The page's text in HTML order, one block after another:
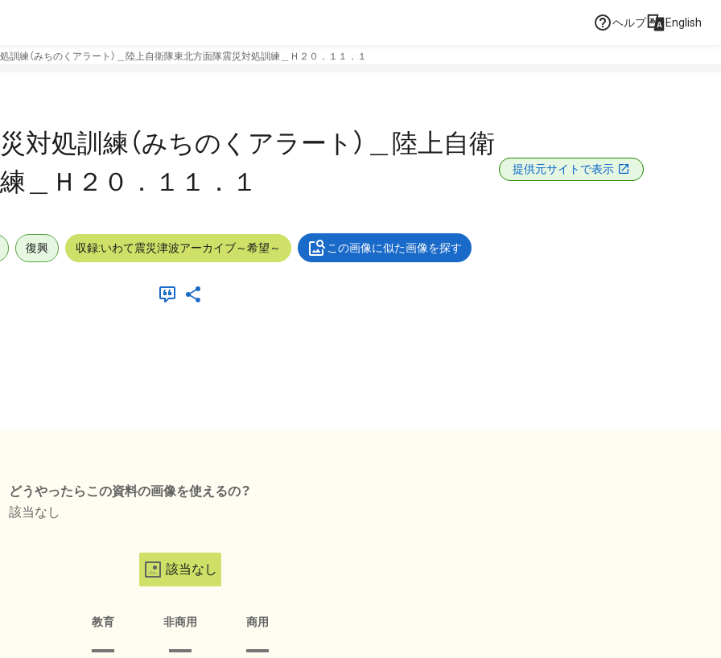
ヘルプ English
訓練（みちのくアラート）＿陸上自衛隊東北方面隊震災対処訓練＿Ｈ２０．１１．１
対処訓練（みちのくアラート）＿陸上自衛
＿Ｈ２０．１１．１
提供元サイトで表示
復興 収録:いわて震災津波アーカイブ～希望～ この画像に似た画像を探す
どうやったらこの資料の画像を使えるの？
該当なし
該当なし
教育 非商用 商用